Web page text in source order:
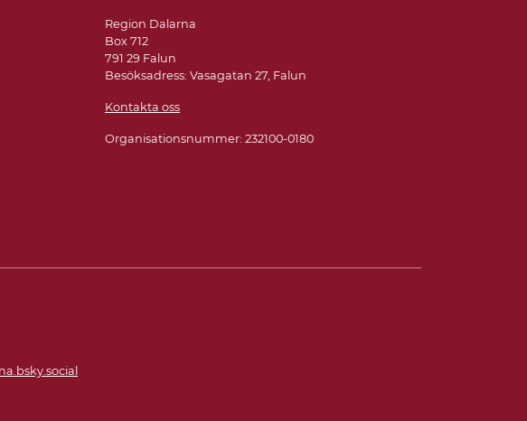
Region Dalarna
Box 712
791 29 Falun
Besöksadress: Vasagatan 27, Falun
Kontakta oss
Organisationsnummer: 232100-0180